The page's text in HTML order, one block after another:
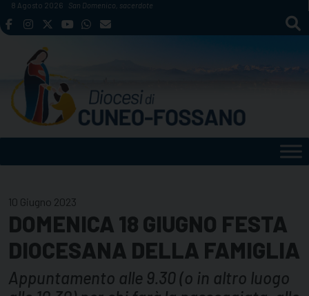
Skip
to
8 Agosto 2026 San Domenico, sacerdote
10 Giugno 2023
DOMENICA 18 GIUGNO FESTA
DIOCESANA DELLA FAMIGLIA
Appuntamento alle 9.30 (o in altro luogo